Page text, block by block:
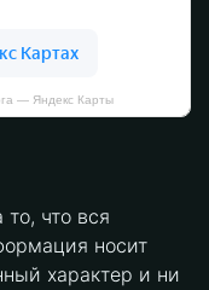
— Яндекс Карты
что вся
носит
характер и ни